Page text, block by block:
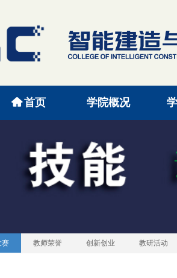
낀首页 学院概况
赛 教师荣誉 创新创业 教研活动